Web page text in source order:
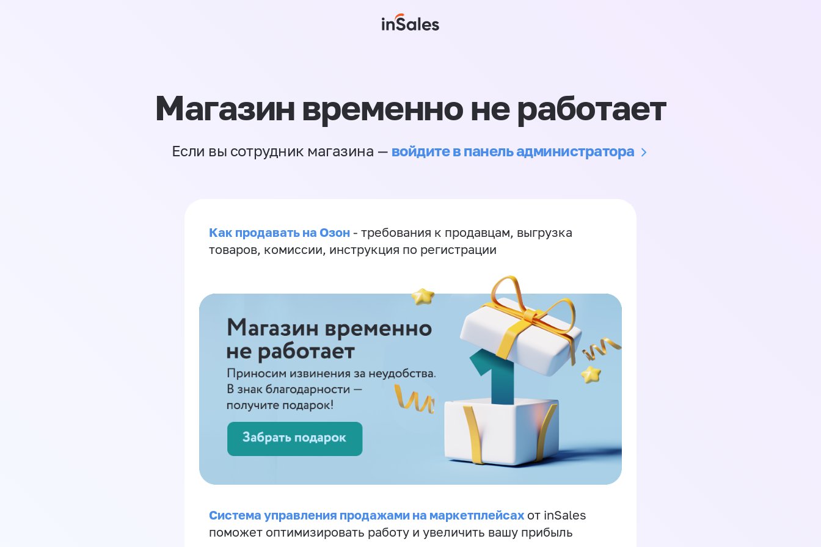
Магазин временно не работает
Если вы сотрудник магазина — войдите в панель администратора
Как продавать на Озон - требования к продавцам, выгрузка
товаров, комиссии, инструкция по регистрации
Система управления продажами на маркетплейсах от inSales
поможет оптимизировать работу и увеличить вашу прибыль